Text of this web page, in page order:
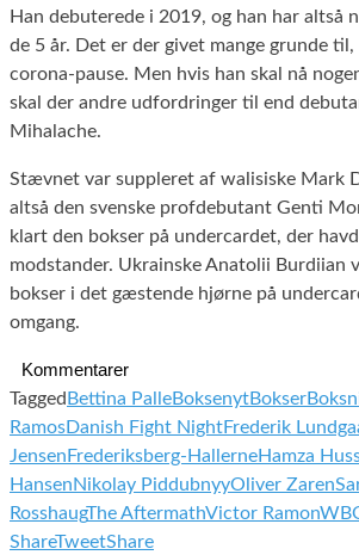
Han debuterede i 2019, og han har altså
de 5 år. Det er der givet mange grunde
corona-pause. Men hvis han skal nå
skal der andre udfordringer til end
Mihalache.
Stævnet var suppleret af walisiske Mark
altså den svenske profdebutant Genti
klart den bokser på undercardet, der
modstander. Ukrainske Anatolii Burdiian
bokser i det gæstende hjørne på
omgang.
Kommentarer
Tagged Bettina PalleBoksenytBokser
RamosDanish Fight NightFrederik
Jensen Frederiksberg-HallerneHamza
HansenNikolay PiddubnyyOliver Zaren
RosshaugThe AftermathVictor Ramon
ShareTweetShare